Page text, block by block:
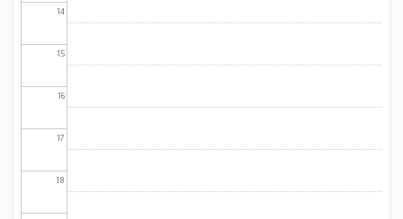
14
15
16
17
18